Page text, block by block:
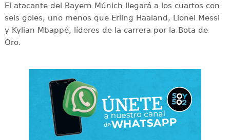
El atacante del Bayern Múnich llegará a los cuartos con
seis goles, uno menos que Erling Haaland, Lionel Messi
y Kylian Mbappé, líderes de la carrera por la Bota de
Oro.